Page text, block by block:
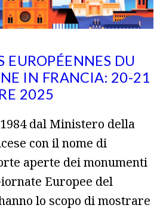
EUROPÉENNES DU
IN FRANCIA: 20-21
2025
dal Ministero della
con il nome di
aperte dei monumenti
Europee del
lo scopo di mostrare